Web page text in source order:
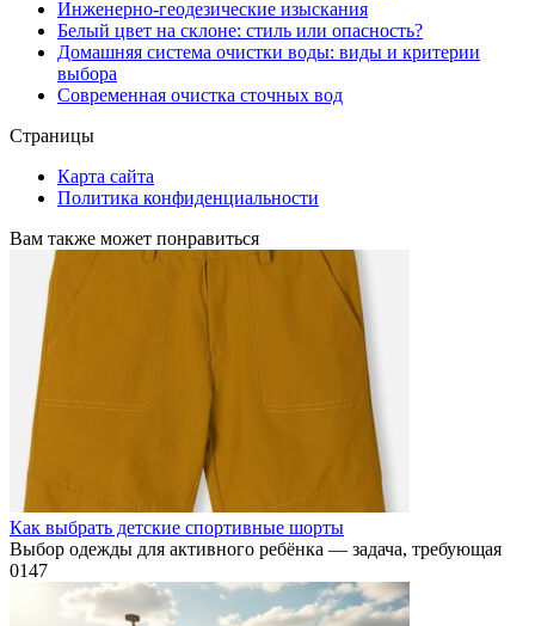
Инженерно-геодезические изыскания
Белый цвет на склоне: стиль или опасность?
Домашняя система очистки воды: виды и критерии
выбора
Современная очистка сточных вод
Страницы
Карта сайта
Политика конфиденциальности
Вам также может понравиться
Как выбрать детские спортивные шорты
Выбор одежды для активного ребёнка — задача, требующая
0147